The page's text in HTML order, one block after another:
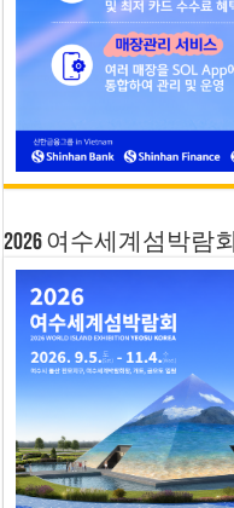
2026 여수세계섬박람회